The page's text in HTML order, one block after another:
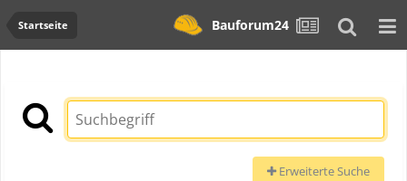
Startseite Bauforum24
Erweiterte Suche